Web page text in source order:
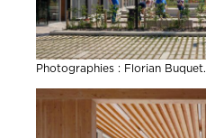
Photographies : Florian Buquet.